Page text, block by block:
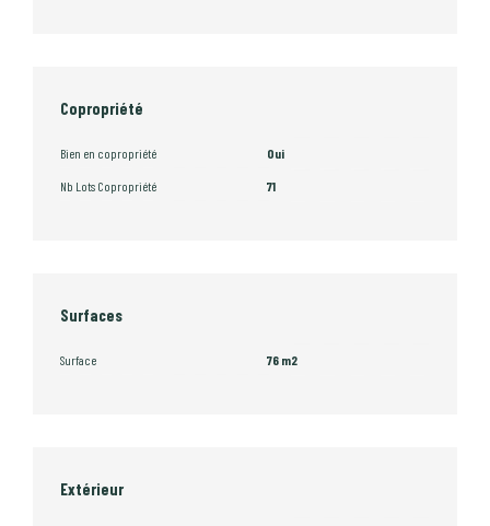
Copropriété
Bien en copropriété Oui
Nb Lots Copropriété 71
Surfaces
Surface 76 m2
Extérieur